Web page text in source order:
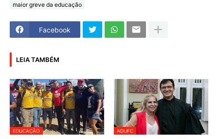
maior greve da educação
Facebook
LEIA TAMBÉM
EDUCAÇÃO ADUFC